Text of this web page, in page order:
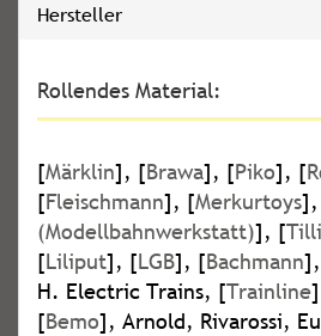
Hersteller
Rollendes Material:
[Märklin], [Brawa], [Piko], [
[Fleischmann], [Merkurtoys
(Modellbahnwerkstatt)], [
[Liliput], [LGB], [Bachmann],
H. Electric Trains, [Trainline
[Bemo], Arnold, Rivarossi,